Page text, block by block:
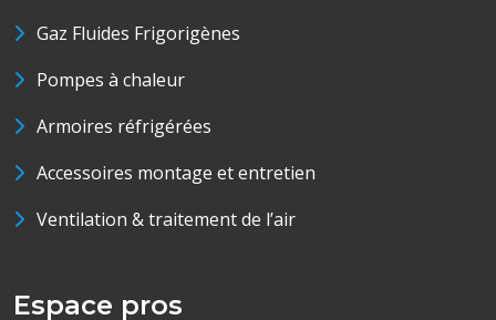
Gaz Fluides Frigorigènes
Pompes à chaleur
Armoires réfrigérées
Accessoires montage et entretien
Ventilation & traitement de l’air
Espace pros